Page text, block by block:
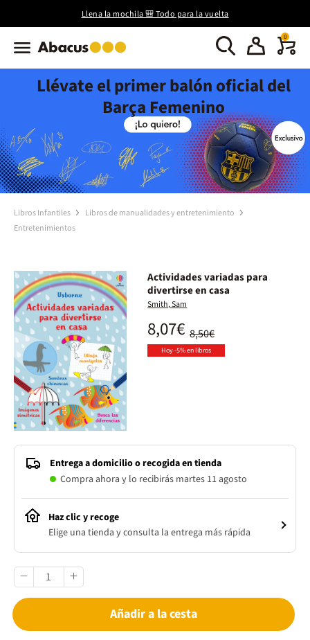
Llena la mochila 🎒 Todo para la vuelta
0
Llévate el primer balón oficial del
Barça Femenino
Libros Infantiles
Libros de manualidades y entretenimiento
Entretenimientos
Actividades variadas para
divertirse en casa
Smith, Sam
8,50€
8,07€
Hoy -5% en libros
Entrega a domicilio o recogida en tienda
Compra ahora y lo recibirás martes 11 agosto
Haz clic y recoge
Elige una tienda y consulta la entrega más rápida
Añadir a la cesta